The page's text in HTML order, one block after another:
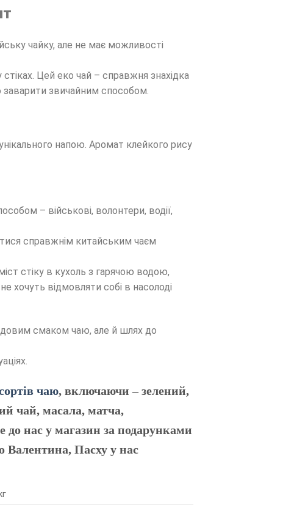
чайку, але не має можливості
Цей еко чай – справжня знахідка
заварити звичайним способом.
напою. Аромат клейкого рису
– військові, волонтери, водії,
справжнім китайським чаєм
стіку в кухоль з гарячою водою,
хочуть відмовляти собі в насолоді
смаком чаю, але й шлях до
чаю, включаючи – зелений,
чай, масала, матча,
до нас у магазин за подарунками
Валентина, Пасху у нас